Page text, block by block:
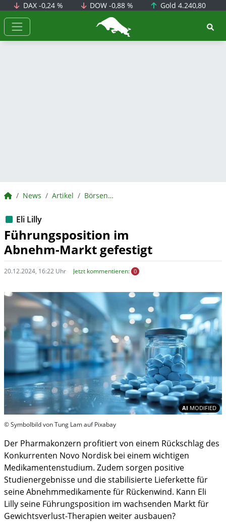
DAX -0,24 % DOW-0,88 % Gold 4.240,80
BörsenNEWS.de
BörsenNEWS.de
News Artikel BörsenNEWS.de
Eli Lilly
Führungsposition im
Abnehm-Markt gefestigt
20.12.2024, 16:22 Uhr Jetzt kommentieren: 0
AI MODIFIED
© Symbolbild von Tung Lam auf Pixabay
Der Pharmakonzern profitiert von einem Rückschlag des
Konkurrenten Novo Nordisk bei einem wichtigen
Medikamentenstudium. Zudem sorgen positive
Studienergebnisse und die stabilisierte Lieferkette für
seine Abnehmmedikamente für Rückenwind. Kann Eli
Lilly seine Führungsposition im wachsenden Markt für
Gewichtsverlust-Therapien weiter ausbauen?